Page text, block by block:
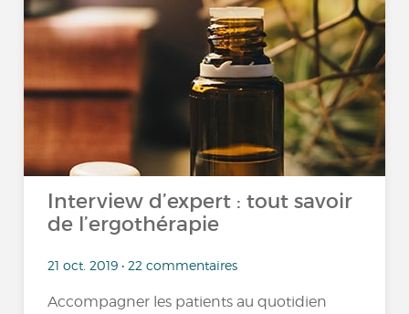
Interview d’expert : tout savoir
de l’ergothérapie
21 oct. 2019 • 22 commentaires
Accompagner les patients au quotidien